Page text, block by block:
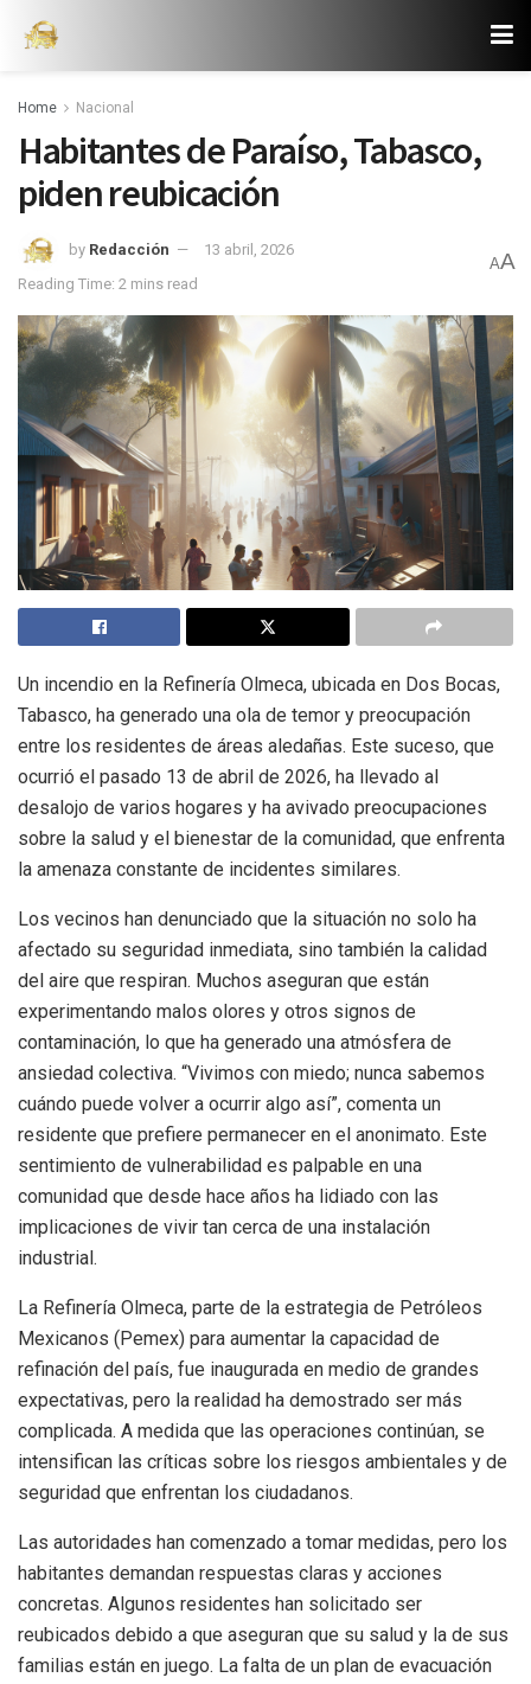
Home Nacional
Habitantes de Paraíso, Tabasco,
piden reubicación
by Redacción
13 abril, 2026
Reading Time: 2 mins read
AA
Un incendio en la Refinería Olmeca, ubicada en Dos Bocas,
Tabasco, ha generado una ola de temor y preocupación
entre los residentes de áreas aledañas. Este suceso, que
ocurrió el pasado 13 de abril de 2026, ha llevado al
desalojo de varios hogares y ha avivado preocupaciones
sobre la salud y el bienestar de la comunidad, que enfrenta
la amenaza constante de incidentes similares.
Los vecinos han denunciado que la situación no solo ha
afectado su seguridad inmediata, sino también la calidad
del aire que respiran. Muchos aseguran que están
experimentando malos olores y otros signos de
contaminación, lo que ha generado una atmósfera de
ansiedad colectiva. “Vivimos con miedo; nunca sabemos
cuándo puede volver a ocurrir algo así”, comenta un
residente que prefiere permanecer en el anonimato. Este
sentimiento de vulnerabilidad es palpable en una
comunidad que desde hace años ha lidiado con las
implicaciones de vivir tan cerca de una instalación
industrial.
La Refinería Olmeca, parte de la estrategia de Petróleos
Mexicanos (Pemex) para aumentar la capacidad de
refinación del país, fue inaugurada en medio de grandes
expectativas, pero la realidad ha demostrado ser más
complicada. A medida que las operaciones continúan, se
intensifican las críticas sobre los riesgos ambientales y de
seguridad que enfrentan los ciudadanos.
Las autoridades han comenzado a tomar medidas, pero los
habitantes demandan respuestas claras y acciones
concretas. Algunos residentes han solicitado ser
reubicados debido a que aseguran que su salud y la de sus
familias están en juego. La falta de un plan de evacuación